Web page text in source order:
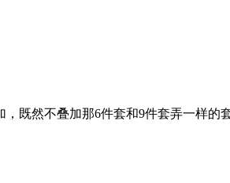
既然不叠加那6件套和9件套弄一样的